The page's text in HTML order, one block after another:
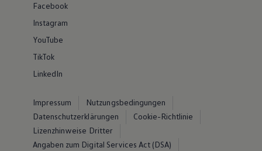
Facebook
Instagram
YouTube
TikTok
LinkedIn
Impressum
Nutzungsbedingungen
Datenschutzerklärungen
Cookie-Richtlinie
Lizenzhinweise Dritter
Angaben zum Digital Services Act (DSA)